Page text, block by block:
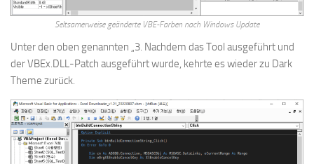
Seltsamerweise geänderte VBE-Farben nach Windows Update
Unter den oben genannten „3. Nachdem das Tool ausgeführt und
der VBEx.DLL-Patch ausgeführt wurde, kehrte es wieder zu Dark
Theme zurück.